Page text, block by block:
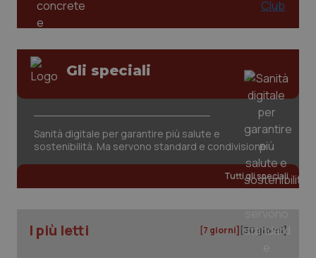
Gli speciali
Sanità digitale per garantire più salute e
sostenibilità. Ma servono standard e condivisione
Tutti gli speciali
I più letti [7 giorni] [30 giorni]
www.quotidianosanita.it